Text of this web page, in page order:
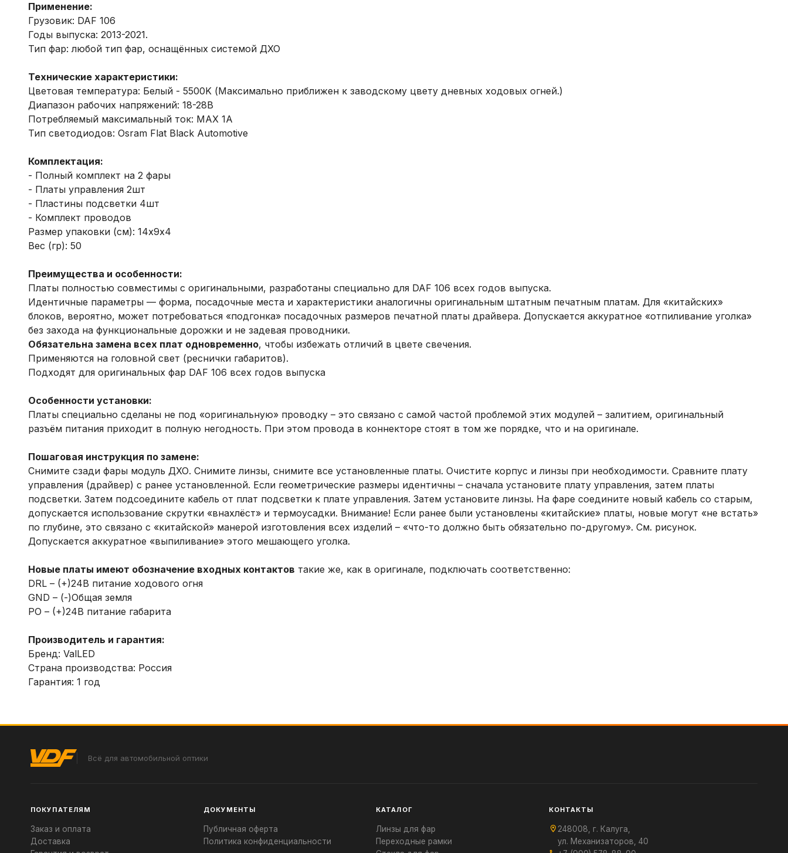
Применение:
Грузовик: DAF 106
Годы выпуска: 2013-2021.
Тип фар: любой тип фар, оснащённых системой ДХО
Технические характеристики:
Цветовая температура: Белый - 5500K (Максимально приближен к заводскому цвету дневных ходовых огней.)
Диапазон рабочих напряжений: 18-28В
Потребляемый максимальный ток: MAX 1А
Тип светодиодов: Osram Flat Black Automotive
Комплектация:
- Полный комплект на 2 фары
- Платы управления 2шт
- Пластины подсветки 4шт
- Комплект проводов
Размер упаковки (см): 14х9х4
Вес (гр): 50
Преимущества и особенности:
Платы полностью совместимы с оригинальными, разработаны специально для DAF 106 всех годов выпуска.
Идентичные параметры — форма, посадочные места и характеристики аналогичны оригинальным штатным печатным платам. Для «китайских»
блоков, вероятно, может потребоваться «подгонка» посадочных размеров печатной платы драйвера. Допускается аккуратное «отпиливание уголка»
без захода на функциональные дорожки и не задевая проводники.
Обязательна замена всех плат одновременно, чтобы избежать отличий в цвете свечения.
Применяются на головной свет (реснички габаритов).
Подходят для оригинальных фар DAF 106 всех годов выпуска
Особенности установки:
Платы специально сделаны не под «оригинальную» проводку – это связано с самой частой проблемой этих модулей – залитием, оригинальный
разъём питания приходит в полную негодность. При этом провода в коннекторе стоят в том же порядке, что и на оригинале.
Пошаговая инструкция по замене:
Снимите сзади фары модуль ДХО. Снимите линзы, снимите все установленные платы. Очистите корпус и линзы при необходимости. Сравните плату
управления (драйвер) с ранее установленной. Если геометрические размеры идентичны – сначала установите плату управления, затем платы
подсветки. Затем подсоедините кабель от плат подсветки к плате управления. Затем установите линзы. На фаре соедините новый кабель со старым,
допускается использование скрутки «внахлёст» и термоусадки. Внимание! Если ранее были установлены «китайские» платы, новые могут «не встать»
по глубине, это связано с «китайской» манерой изготовления всех изделий – «что-то должно быть обязательно по-другому». См. рисунок.
Допускается аккуратное «выпиливание» этого мешающего уголка.
Новые платы имеют обозначение входных контактов такие же, как в оригинале, подключать соответственно:
DRL – (+)24В питание ходового огня
GND – (-)Общая земля
PO – (+)24В питание габарита
Производитель и гарантия:
Бренд: ValLED
Страна производства: Россия
Гарантия: 1 год
Всё для автомобильной оптики
ПОКУПАТЕЛЯМ
Заказ и оплата
Доставка
ДОКУМЕНТЫ
Публичная оферта
Политика конфиденциальности
КАТАЛОГ
Линзы для фар
Переходные рамки
КОНТАКТЫ
248008, г. Калуга,
ул. Механизаторов, 40